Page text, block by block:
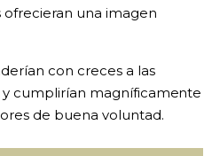
una imagen
con creces a las
cumplirían magníficamente
de buena voluntad.